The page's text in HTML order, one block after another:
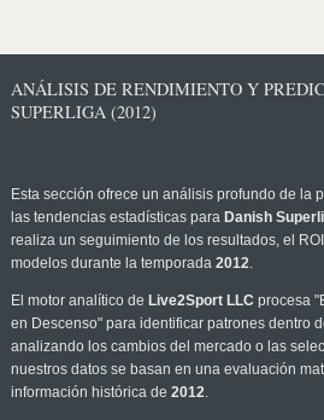
ANÁLISIS DE RENDIMIENTO Y
SUPERLIGA (2012)
Esta sección ofrece un análisis profundo de la
las tendencias estadísticas para Danish
realiza un seguimiento de los resultados, el
modelos durante la temporada 2012.
El motor analítico de Live2Sport LLC procesa
en Descenso" para identificar patrones dentro
analizando los cambios del mercado o las
nuestros datos se basan en una evaluación
información histórica de 2012.